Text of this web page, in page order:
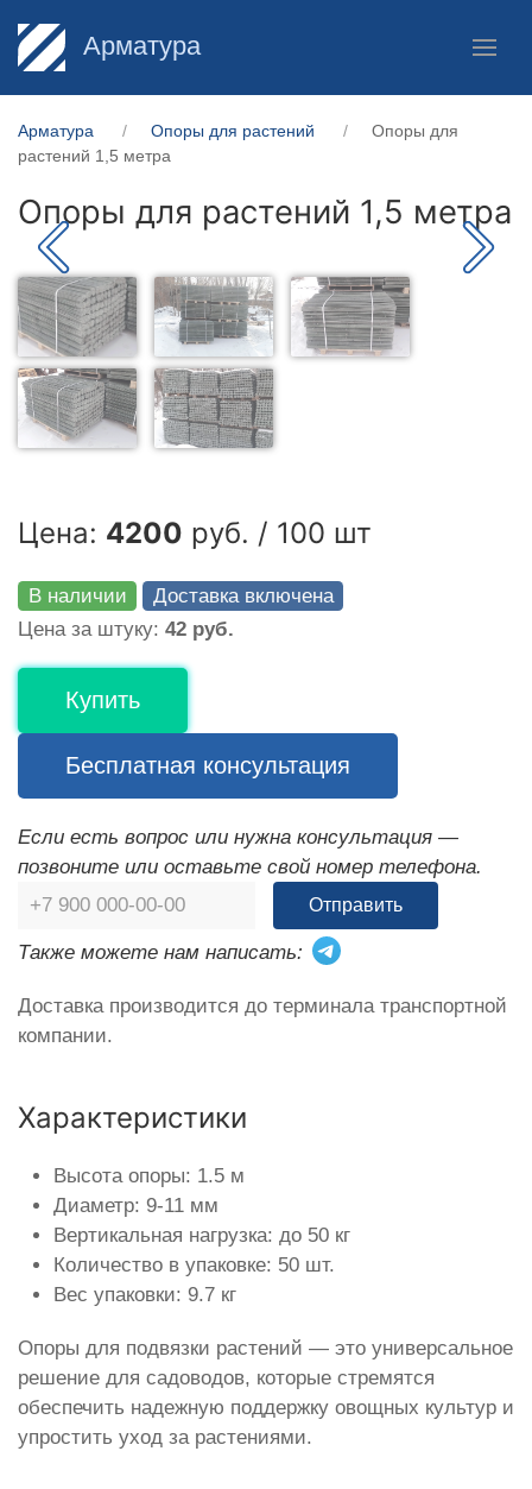
Арматура
Арматура Опоры для растений
Опоры для
растений 1,5 метра
Опоры для растений 1,5 метра
Цена: 4200 руб. / 100 шт
В наличии
Доставка включена
Цена за штуку: 42 руб.
Купить
Бесплатная консультация
Если есть вопрос или нужна консультация —
позвоните или оставьте свой номер телефона.
Отправить
Также можете нам написать:
Доставка производится до терминала транспортной
компании.
Характеристики
Высота опоры: 1.5 м
Диаметр: 9-11 мм
Вертикальная нагрузка: до 50 кг
Количество в упаковке: 50 шт.
Вес упаковки: 9.7 кг
Опоры для подвязки растений — это универсальное
решение для садоводов, которые стремятся
обеспечить надежную поддержку овощных культур и
упростить уход за растениями.